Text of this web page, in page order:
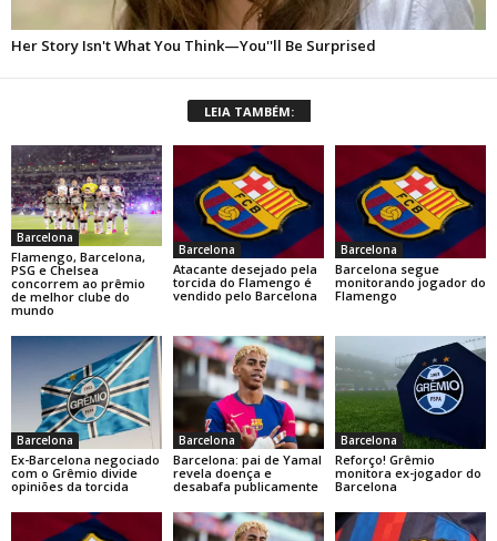
LEIA TAMBÉM:
Barcelona
Flamengo, Barcelona,
PSG e Chelsea
concorrem ao prêmio
de melhor clube do
mundo
Barcelona
Atacante desejado pela
torcida do Flamengo é
vendido pelo Barcelona
Barcelona
Barcelona segue
monitorando jogador do
Flamengo
Barcelona
Ex-Barcelona negociado
com o Grêmio divide
opiniões da torcida
Barcelona
Barcelona: pai de Yamal
revela doença e
desabafa publicamente
Barcelona
Reforço! Grêmio
monitora ex-jogador do
Barcelona